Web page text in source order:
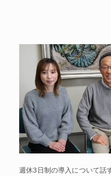
週休3日制の導入について話